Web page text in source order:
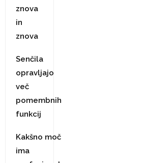
znova
in
znova
Senčila
opravljajo
več
pomembnih
funkcij
Kakšno moč
ima